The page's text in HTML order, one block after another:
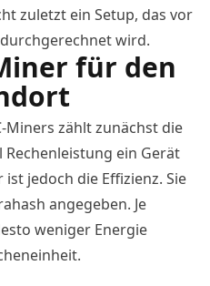
zuletzt ein Setup, das vor
wird.
für den
Miners zählt zunächst die
Rechenleistung ein Gerät
jedoch die Effizienz. Sie
angegeben. Je
weniger Energie